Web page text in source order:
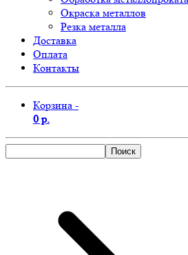
Окраска металлов
Резка металла
Доставка
Оплата
Контакты
Корзина -
0 р.